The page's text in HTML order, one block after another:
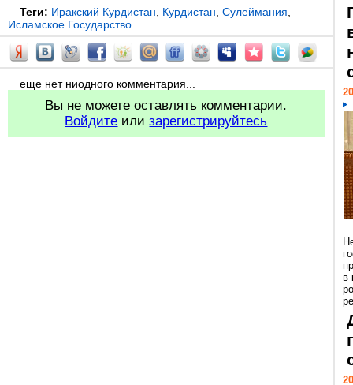
Теги: Иракский Курдистан Курдистан Сулеймания
Исламское Государство
еще нет ниодного комментария...
Вы не можете оставлять комментарии.
Войдите илизарегистрируйтесь
в